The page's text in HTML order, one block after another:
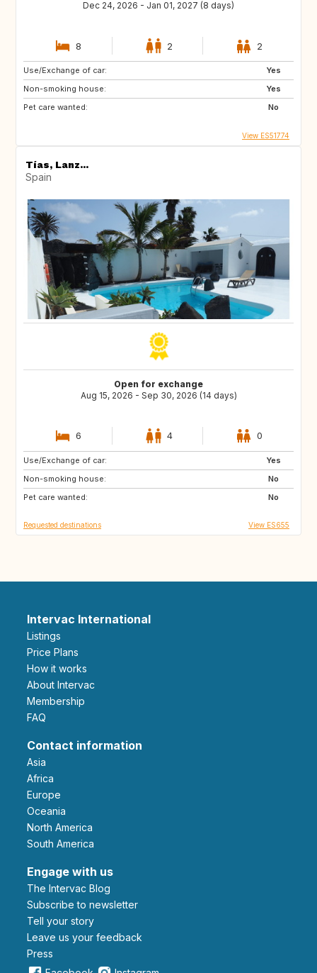
Dec 24, 2026 - Jan 01, 2027 (8 days)
8 2 2
Use/Exchange of car:
Yes
Non-smoking house:
Yes
Pet care wanted:
No
View ES51774
Tías, Lanz...
Spain
Open for exchange
Aug 15, 2026 - Sep 30, 2026 (14 days)
6 4 0
Use/Exchange of car:
Yes
Non-smoking house:
No
Pet care wanted:
No
IT
SI
AR
Requested destinations View ES655
Intervac International
Listings
Price Plans
How it works
About Intervac
Membership
FAQ
Contact information
Asia
Africa
Europe
Oceania
North America
South America
Engage with us
The Intervac Blog
Subscribe to newsletter
Tell your story
leave us your feedback
Press